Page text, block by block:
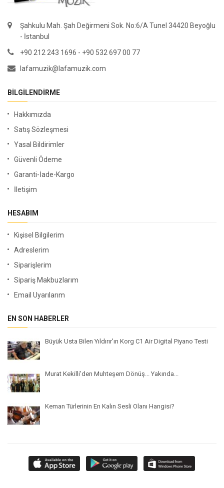
Şahkulu Mah. Şah Değirmeni Sok. No:6/A Tunel 34420 Beyoğlu
- İstanbul
+90 212 243 1696 - +90 532 697 00 77
lafamuzik@lafamuzik.com
BILGILENDIRME
Hakkımızda
Satış Sözleşmesi
Yasal Bildirimler
Güvenli Ödeme
Garanti-İade-Kargo
İletişim
HESABIM
Kişisel Bilgilerim
Adreslerim
Siparişlerim
Sipariş Makbuzlarım
Email Uyarılarım
EN SON HABERLER
Büyük Usta Bilen Yıldırır'ın Korg C1 Air Digital Piyano Testi
Murat Kekilli'den Muhteşem Dönüş... Yakında...
Keman Türlerinin En Kalın Sesli Olanı Hangisi?